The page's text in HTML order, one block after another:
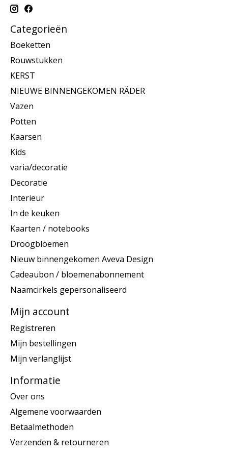
Categorieën
Boeketten
Rouwstukken
KERST
NIEUWE BINNENGEKOMEN RÄDER
Vazen
Potten
Kaarsen
Kids
varia/decoratie
Decoratie
Interieur
In de keuken
Kaarten / notebooks
Droogbloemen
Nieuw binnengekomen Aveva Design
Cadeaubon / bloemenabonnement
Naamcirkels gepersonaliseerd
Mijn account
Registreren
Mijn bestellingen
Mijn verlanglijst
Informatie
Over ons
Algemene voorwaarden
Betaalmethoden
Verzenden & retourneren